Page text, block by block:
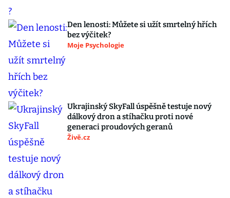
Den lenosti: Můžete si užít smrtelný hřích
bez výčitek?
Moje Psychologie
Ukrajinský SkyFall úspěšně testuje nový
dálkový dron a stíhačku proti nové
generaci proudových geranů
Živě.cz